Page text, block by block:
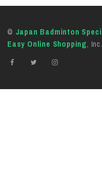
© Japan Badminton
Easy Online Shopping,